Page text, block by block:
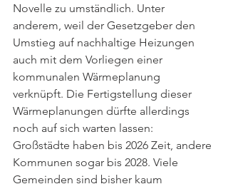
Novelle zu umständlich. Unter
anderem, weil der Gesetzgeber den
Umstieg auf nachhaltige Heizungen
auch mit dem Vorliegen einer
kommunalen Wärmeplanung
verknüpft. Die Fertigstellung dieser
Wärmeplanungen dürfte allerdings
noch auf sich warten lassen:
Großstädte haben bis 2026 Zeit, andere
Kommunen sogar bis 2028. Viele
Gemeinden sind bisher kaum